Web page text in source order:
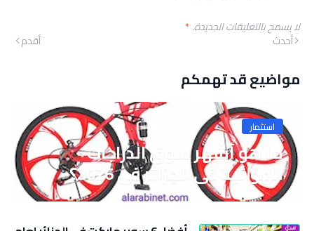
لا يسمح بالتعليقات الجديدة.*
أحدث أقدم
مواضيع قد تهمكم
استثمار
ما هو أشهر سوق الدراجات
الهوائية في الجزائر في 2026؟